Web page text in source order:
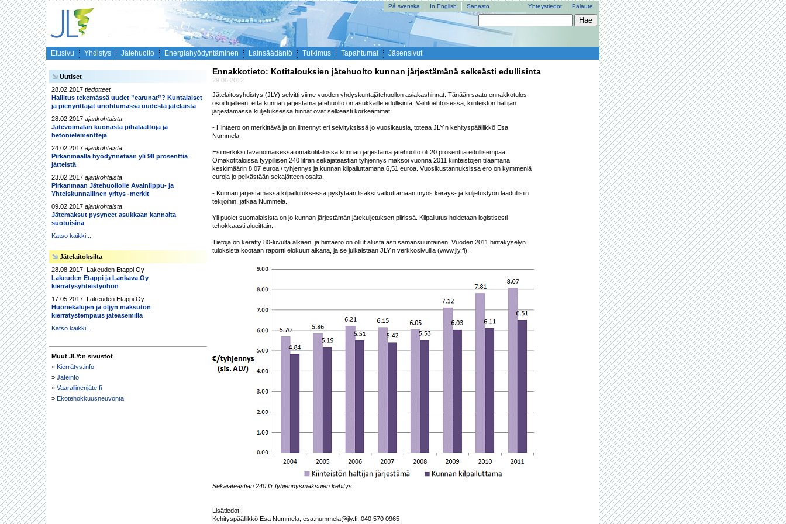
På svenska In English Sanasto Yhteystiedot Palaute
Etusivu Yhdistys Jätehuolto Energiahyödyntäminen Lainsäädäntö Tutkimus Tapahtumat Jäsensivut
Uutiset
28.02.2017 tiedotteet
Hallitus tekemässä uudet ”carunat”? Kuntalaiset
ja pienyrittäjät unohtumassa uudesta jätelaista
28.02.2017 ajankohtaista
Jätevoimalan kuonasta pihalaattoja ja
betonielementtejä
24.02.2017 ajankohtaista
Pirkanmaalla hyödynnetään yli 98 prosenttia
jätteistä
23.02.2017 ajankohtaista
Pirkanmaan Jätehuollolle Avainlippu- ja
Yhteiskunnallinen yritys -merkit
09.02.2017 ajankohtaista
Jätemaksut pysyneet asukkaan kannalta
suotuisina
Katso kaikki...
Jätelaitoksilta
28.08.2017: Lakeuden Etappi Oy
Lakeuden Etappi ja Lankava Oy
kierrätysyhteistyöhön
17.05.2017: Lakeuden Etappi Oy
Huonekalujen ja öljyn maksuton
kierrätystempaus jäteasemilla
Katso kaikki...
Muut JLY:n sivustot
» Kierrätys.info
» Jäteinfo
» Vaarallinenjäte.fi
» Ekotehokkuusneuvonta
Ennakkotieto: Kotitalouksien jätehuolto kunnan järjestämänä selkeästi edullisinta
29.06.2012
Jätelaitosyhdistys (JLY) selvitti viime vuoden yhdyskuntajätehuollon asiakashinnat. Tänään saatu ennakkotulos
osoitti jälleen, että kunnan järjestämä jätehuolto on asukkaille edullisinta. Vaihtoehtoisessa, kiinteistön haltijan
järjestämässä kuljetuksessa hinnat ovat selkeästi korkeammat.
- Hintaero on merkittävä ja on ilmennyt eri selvityksissä jo vuosikausia, toteaa JLY:n kehityspäällikkö Esa
Nummela.
Esimerkiksi tavanomaisessa omakotitalossa kunnan järjestämä jätehuolto oli 20 prosenttia edullisempaa.
Omakotitaloissa tyypillisen 240 litran sekajäteastian tyhjennys maksoi vuonna 2011 kiinteistöjen tilaamana
keskimäärin 8,07 euroa / tyhjennys ja kunnan kilpailuttamana 6,51 euroa. Vuosikustannuksissa ero on kymmeniä
euroja jo pelkästään sekajätteen osalta.
- Kunnan järjestämässä kilpailutuksessa pystytään lisäksi vaikuttamaan myös keräys- ja kuljetustyön laadullisiin
tekijöihin, jatkaa Nummela.
Yli puolet suomalaisista on jo kunnan järjestämän jätekuljetuksen piirissä. Kilpailutus hoidetaan logistisesti
tehokkaasti alueittain.
Tietoja on kerätty 80-luvulta alkaen, ja hintaero on ollut alusta asti samansuuntainen. Vuoden 2011 hintakyselyn
tuloksista kootaan raportti elokuun aikana, ja se julkaistaan JLY:n verkkosivuilla (www.jly.fi).
Sekajäteastian 240 ltr tyhjennysmaksujen kehitys
Lisätiedot:
Kehityspäällikkö Esa Nummela, esa.nummela@jly.fi, 040 570 0965